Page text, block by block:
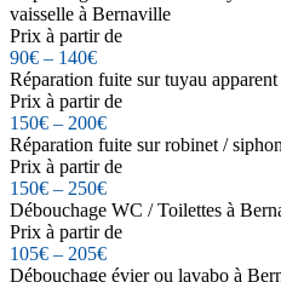
vaisselle à Bernaville
Prix à partir de
90€ – 140€
Réparation fuite sur tuyau
Prix à partir de
150€ – 200€
Réparation fuite sur robinet /
Prix à partir de
150€ – 250€
Débouchage WC / Toilettes à
Prix à partir de
105€ – 205€
Débouchage évier ou lavabo à